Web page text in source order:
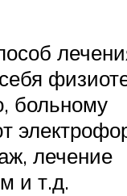
больному
лечение
и т.д.